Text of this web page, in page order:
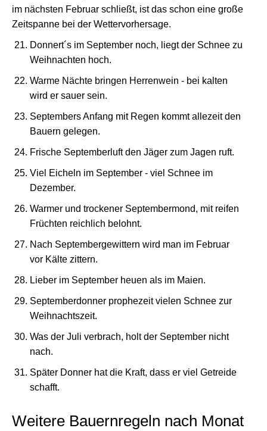
im nächsten Februar schließt, ist das schon eine große
Zeitspanne bei der Wettervorhersage.
Donnert´s im September noch, liegt der Schnee zu
Weihnachten hoch.
Warme Nächte bringen Herrenwein - bei kalten
wird er sauer sein.
Septembers Anfang mit Regen kommt allezeit den
Bauern gelegen.
Frische Septemberluft den Jäger zum Jagen ruft.
Viel Eicheln im September - viel Schnee im
Dezember.
Warmer und trockener Septembermond, mit reifen
Früchten reichlich belohnt.
Nach Septembergewittern wird man im Februar
vor Kälte zittern.
Lieber im September heuen als im Maien.
Septemberdonner prophezeit vielen Schnee zur
Weihnachtszeit.
Was der Juli verbrach, holt der September nicht
nach.
Später Donner hat die Kraft, dass er viel Getreide
schafft.
Weitere Bauernregeln nach Monat